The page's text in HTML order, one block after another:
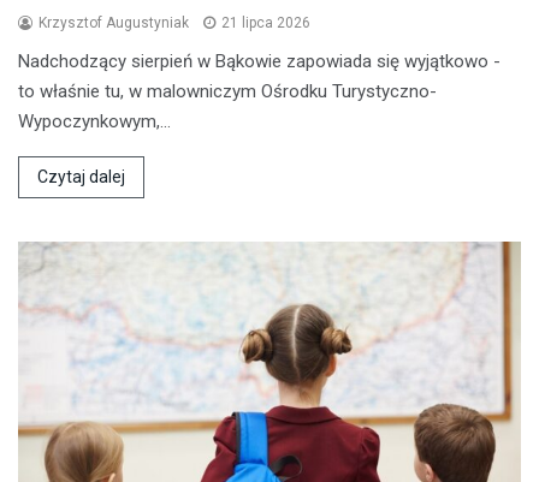
Krzysztof Augustyniak 21 lipca 2026
Nadchodzący sierpień w Bąkowie zapowiada się wyjątkowo -
to właśnie tu, w malowniczym Ośrodku Turystyczno-
Wypoczynkowym,…
Czytaj dalej